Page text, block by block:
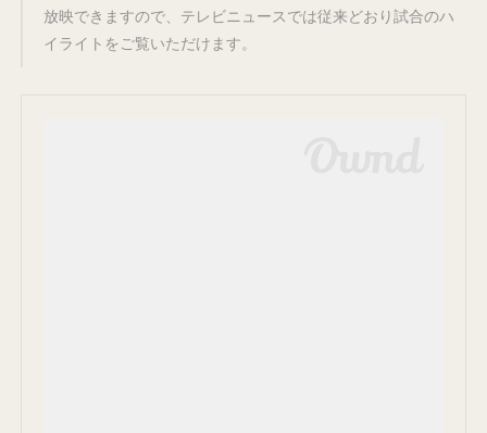
放映できますので、テレビニュースでは従来どおり試合のハ
イライトをご覧いただけます。